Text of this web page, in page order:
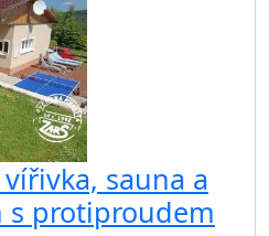
sauna a
s protiproudem